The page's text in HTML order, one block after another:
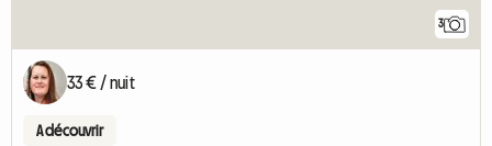
3
33 € / nuit
A découvrir